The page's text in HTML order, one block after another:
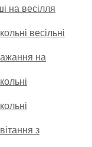
на весілля
весільні
на
з